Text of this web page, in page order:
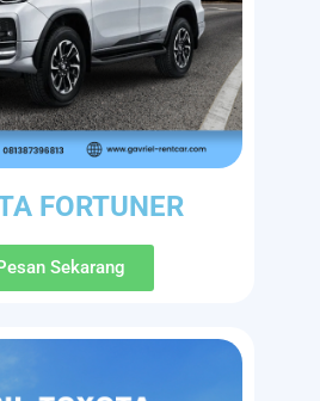
FORTUNER
Sekarang